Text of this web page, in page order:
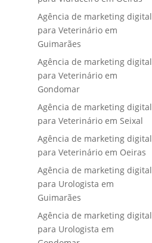
Agência de marketing digital
para Veterinário em
Guimarães
Agência de marketing digital
para Veterinário em
Gondomar
Agência de marketing digital
para Veterinário em Seixal
Agência de marketing digital
para Veterinário em Oeiras
Agência de marketing digital
para Urologista em
Guimarães
Agência de marketing digital
para Urologista em